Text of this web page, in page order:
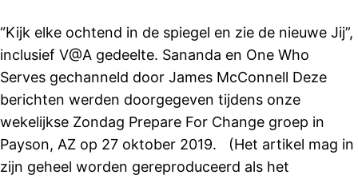
“Kijk elke ochtend in de spiegel en zie de nieuwe Jij”,
inclusief V@A gedeelte. Sananda en One Who
Serves gechanneld door James McConnell Deze
berichten werden doorgegeven tijdens onze
wekelijkse Zondag Prepare For Change groep in
Payson, AZ op 27 oktober 2019. (Het artikel mag in
zijn geheel worden gereproduceerd als het